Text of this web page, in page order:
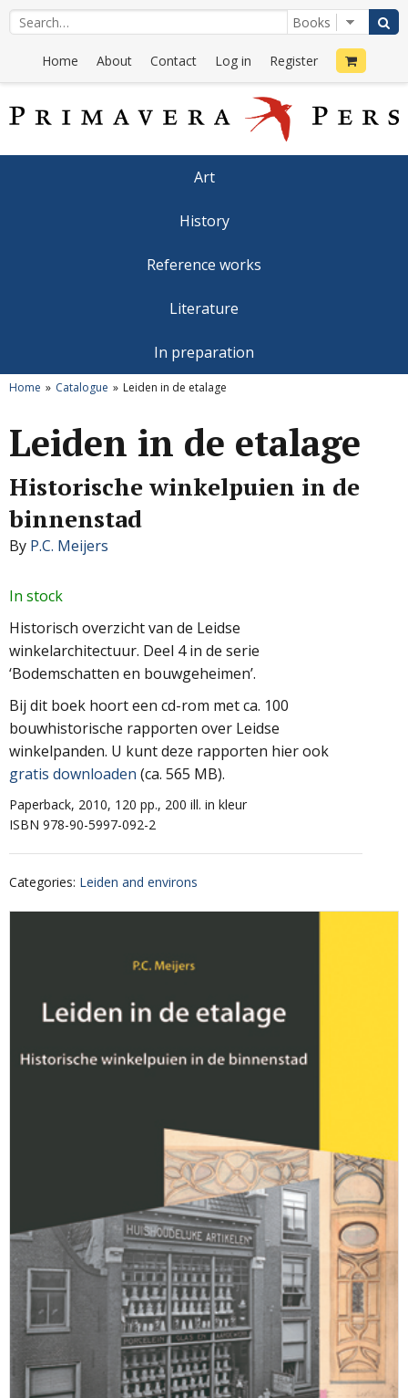
Home About Contact Log in Register
Art
History
Reference works
Literature
In preparation
Home Catalogue Leiden in de etalage
Leiden in de etalage
Historische winkelpuien in de
binnenstad
By P.C. Meijers
In stock
Historisch overzicht van de Leidse
winkelarchitectuur. Deel 4 in de serie
‘Bodemschatten en bouwgeheimen’.
Bij dit boek hoort een cd-rom met ca. 100
bouwhistorische rapporten over Leidse
winkelpanden. U kunt deze rapporten hier ook
gratis downloaden (ca. 565 MB).
Paperback, 2010, 120 pp., 200 ill. in kleur
ISBN 978-90-5997-092-2
Categories: Leiden and environs